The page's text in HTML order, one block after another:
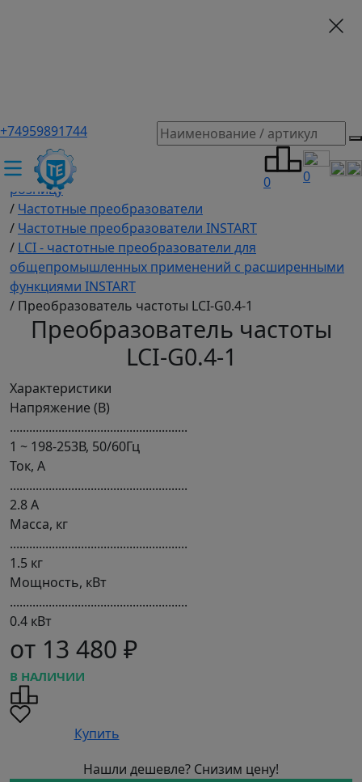
+74959891744
0 0
ТЕХЭКСПЕРТ российский производитель частотные
преобразователи, насосы, и вентиляция
/Промышленное оборудование купить оптом и в
розницу
/ Частотные преобразователи
/ Частотные преобразователи INSTART
/ LCI - частотные преобразователи для
общепромышленных применений с расширенными
функциями INSTART
/ Преобразователь частоты LCI-G0.4-1
Преобразователь частоты
LCI-G0.4-1
Характеристики
Мощность, кВт
.......................................................
0.4 кВт
Напряжение (В)
.......................................................
1 ~ 198-253В, 50/60Гц
Ток, А
.......................................................
2.8 А
Масса, кг
.......................................................
1.5 кг
от 13 480 ₽
В НАЛИЧИИ
Купить
Нашли дешевле? Снизим цену!